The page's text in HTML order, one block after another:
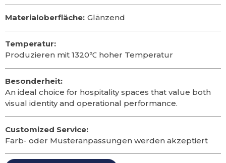
Materialoberfläche: Glänzend
Temperatur:
Produzieren mit 1320℃ hoher Temperatur
Besonderheit:
An ideal choice for hospitality spaces that value both
visual identity and operational performance.
Customized Service:
Farb- oder Musteranpassungen werden akzeptiert